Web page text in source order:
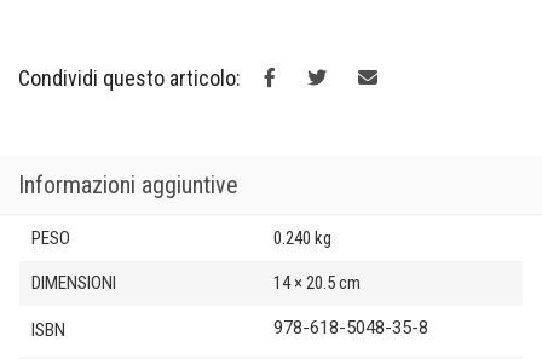
Condividi questo articolo:
Informazioni aggiuntive
PESO 0.240 kg
DIMENSIONI 14 × 20.5 cm
ISBN 978-618-5048-35-8